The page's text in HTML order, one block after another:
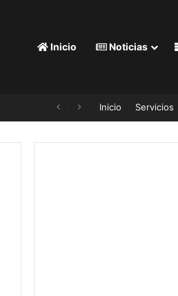
Inicio Noticias
Inicio Servicios